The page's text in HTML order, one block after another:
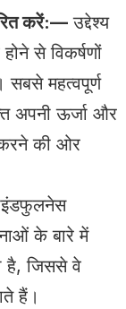
करें:— उद्देश्य
से विकर्षणों
महत्वपूर्ण
अपनी ऊर्जा और
करने की ओर
के बारे में
है, जिससे वे
हैं।